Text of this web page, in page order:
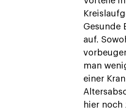
Gesunde
auf.
man
einer
hier noch